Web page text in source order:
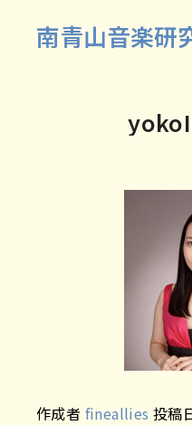
南青山音楽研
作成者 fineallies 投稿